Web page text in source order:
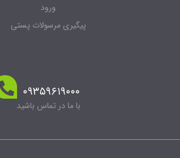
ورود
پیگیری مرسولات پستی
۰۹۳۵۹۶۱۹۰۰۰
با ما در تماس باشید